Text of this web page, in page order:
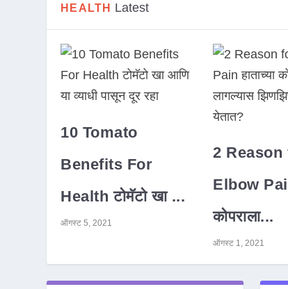
HEALTH Latest
10 Tomato
Benefits For
Health टोमॅटो खा ...
ऑगस्ट 5, 2021
2 Reason
Elbow
कोपराला...
ऑगस्ट 1, 2021